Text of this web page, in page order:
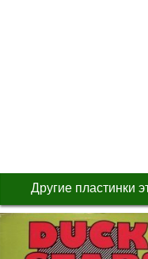
Другие пластинки